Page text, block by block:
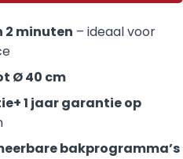
2 minuten – ideaal voor
Ø 40 cm
1 jaar garantie op
bakprogramma’s